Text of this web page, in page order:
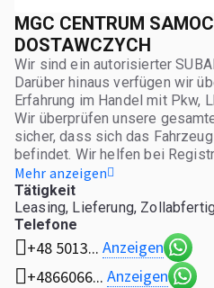
MGC CENTRUM
DOSTAWCZYCH
Wir sind ein autorisierter
Darüber hinaus verfügen wir
Erfahrung im Handel mit Pkw,
Wir überprüfen unsere
sicher, dass sich das
befindet. Wir helfen bei
Zollämtern usw alle
Fahrzeug- oder
offiziellen Websites, um
gruchel.subaru.pl - mgc.pl -
Centrum-Subaru-
autoline.com.pl/mgc/ -
Mehr anzeigen
Tätigkeit
Leasing, Lieferung,
Telefone
+48 5013... Anzeigen
+4866066... Anzeigen